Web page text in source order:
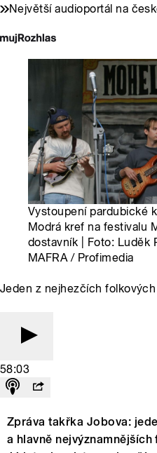
Největší audioportál na
Vystoupení pardubické
Modrá kref na festivalu
dostavník | Foto: Luděk
MAFRA / Profimedia
Jeden z nejhezčích
58:03
Zpráva takřka Jobova:
a hlavně